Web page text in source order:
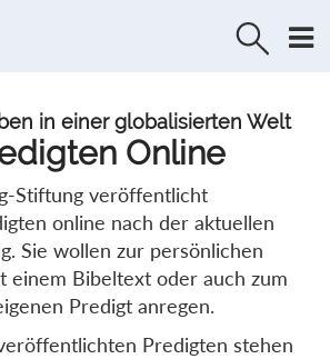
in einer globalisierten Welt
Online
Stiftung veröffentlicht
online nach der aktuellen
Sie wollen zur persönlichen
einem Bibeltext oder auch zum
Predigt anregen.
Predigten stehen